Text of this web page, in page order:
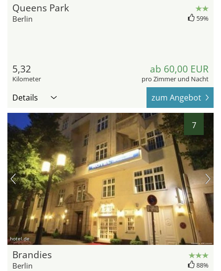
Queens Park
Berlin 59%
5,32
Kilometer
ab 60,00 EUR
pro Zimmer und Nacht
Details zum Angebot
7
hotel.de
Brandies
Berlin 88%